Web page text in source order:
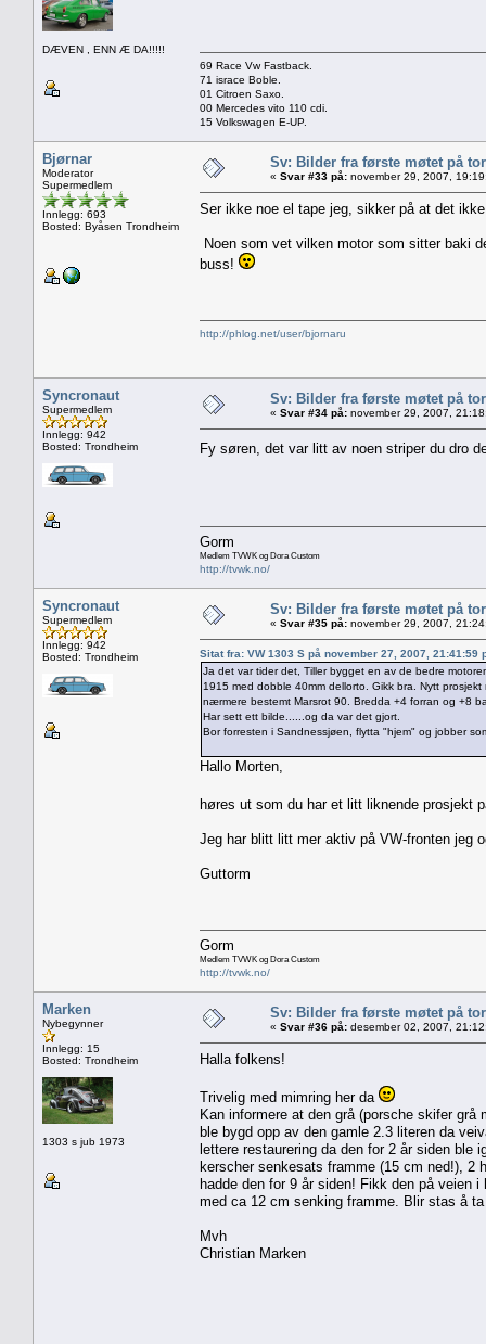
DÆVEN , ENN Æ DA!!!!!
69 Race Vw Fastback.
71 israce Boble.
01 Citroen Saxo.
00 Mercedes vito 110 cdi.
15 Volkswagen E-UP.
Bjørnar
Moderator
Supermedlem
Innlegg: 693
Bosted: Byåsen Trondheim
Sv: Bilder fra første møtet på
« Svar #33 på: november 29, 2007,
Ser ikke noe el tape jeg, sikker på at det
Noen som vet vilken motor som sitter baki
buss!
http://phlog.net/user/bjornaru
Syncronaut
Supermedlem
Innlegg: 942
Bosted: Trondheim
Sv: Bilder fra første møtet på
« Svar #34 på: november 29, 2007,
Fy søren, det var litt av noen striper du dro
Gorm
Medlem TVWK og Dora Custom
http://tvwk.no/
Syncronaut
Supermedlem
Innlegg: 942
Bosted: Trondheim
Sv: Bilder fra første møtet på
« Svar #35 på: november 29, 2007,
Sitat fra: VW 1303 S på november 27, 2007, 21:41:59
Ja det var tider det, Tiller bygget en av de bedre
1915 med dobble 40mm dellorto. Gikk bra. Nytt
nærmere bestemt Marsrot 90. Bredda +4 forran og +8
Har sett ett bilde......og da var det gjort.
Bor forresten i Sandnessjøen, flytta "hjem" og jobber
Hallo Morten,
høres ut som du har et litt liknende prosjekt
Jeg har blitt litt mer aktiv på VW-fronten jeg
Guttorm
Gorm
Medlem TVWK og Dora Custom
http://tvwk.no/
Marken
Nybegynner
Innlegg: 15
Bosted: Trondheim
1303 s jub 1973
Sv: Bilder fra første møtet på
« Svar #36 på: desember 02, 2007,
Halla folkens!
Trivelig med mimring her da
Kan informere at den grå (porsche skifer
ble bygd opp av den gamle 2.3 literen da
lettere restaurering da den for 2 år siden ble
kerscher senkesats framme (15 cm ned!),
hadde den for 9 år siden! Fikk den på veien
med ca 12 cm senking framme. Blir stas å
Mvh
Christian Marken